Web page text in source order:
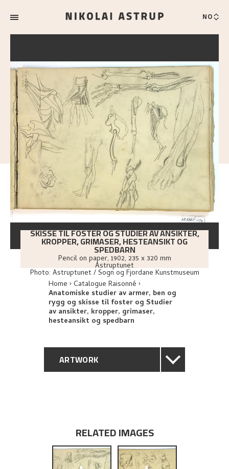
NO
ANATOMISKE STUDIER AV ARMER, BEN OG RYGG OG
SKISSE TIL FOSTER OG STUDIER AV ANSIKTER,
KROPPER, GRIMASER, HESTEANSIKT OG
SPEDBARN
Pencil on paper, 1902, 235 x 320 mm
Astruptunet
Photo: Astruptunet / Sogn og Fjordane Kunstmuseum
Home Catalogue Raisonné
Anatomiske studier av armer, ben og
rygg og skisse til foster og Studier
av ansikter, kropper, grimaser,
hesteansikt og spedbarn
ARTWORK
PROVENANCE
EXPLORE
RELATED IMAGES